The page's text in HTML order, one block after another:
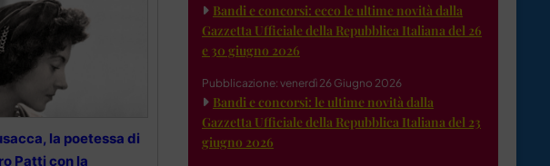
la poetessa di
Patti con la
Bandi e concorsi: ecco le ultime novità dalla
Gazzetta Ufficiale della Repubblica Italiana del 26
e 30 giugno 2026
Pubblicazione: venerdì 26 Giugno 2026
Bandi e concorsi: le ultime novità dalla
Gazzetta Ufficiale della Repubblica Italiana del 23
giugno 2026